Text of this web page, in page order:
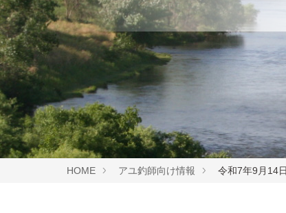
HOME アユ釣師向け情報 令和7年9月14